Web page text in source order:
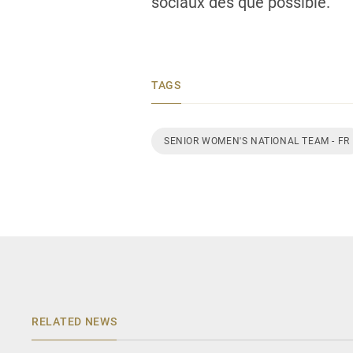
TAGS
SENIOR WOMEN'S NATIONAL TEAM - FR
RELATED NEWS